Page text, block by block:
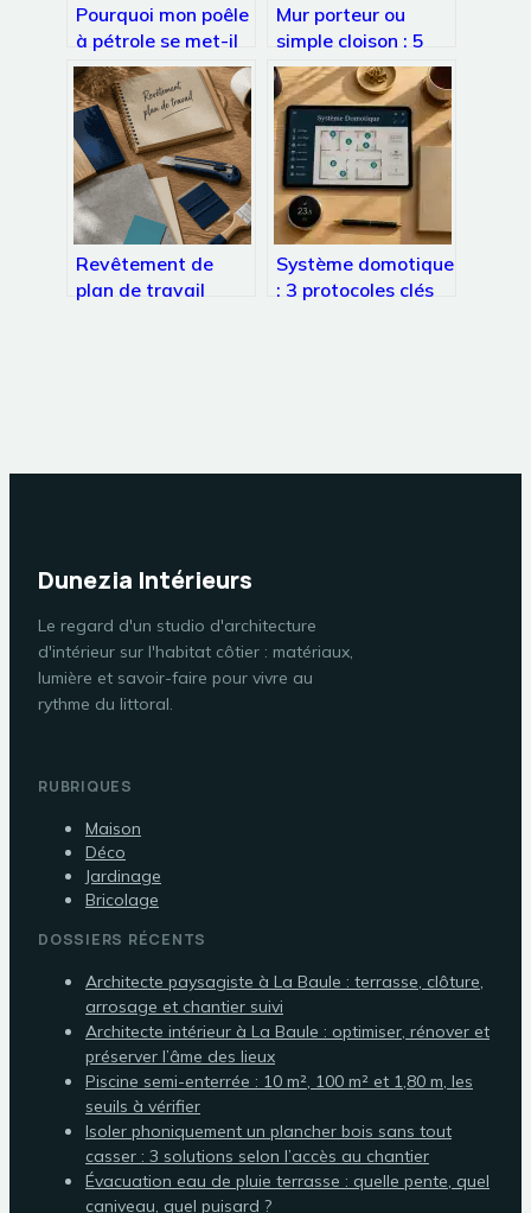
Pourquoi mon poêle
à pétrole se met-il
en erreur : causes,
solutions, sécurité
Mur porteur ou
simple cloison : 5
indices infaillibles
pour sécuriser vos
travaux
Revêtement de
plan de travail
Système domotique
: 3 protocoles clés
Dunezia Intérieurs
Le regard d'un studio d'architecture
d'intérieur sur l'habitat côtier : matériaux,
lumière et savoir-faire pour vivre au
rythme du littoral.
RUBRIQUES
Maison
Déco
Jardinage
Bricolage
DOSSIERS RÉCENTS
Architecte paysagiste à La Baule : terrasse, clôture,
arrosage et chantier suivi
Architecte intérieur à La Baule : optimiser, rénover et
préserver l’âme des lieux
Piscine semi-enterrée : 10 m², 100 m² et 1,80 m, les
seuils à vérifier
Isoler phoniquement un plancher bois sans tout
casser : 3 solutions selon l’accès au chantier
Évacuation eau de pluie terrasse : quelle pente, quel
caniveau, quel puisard ?